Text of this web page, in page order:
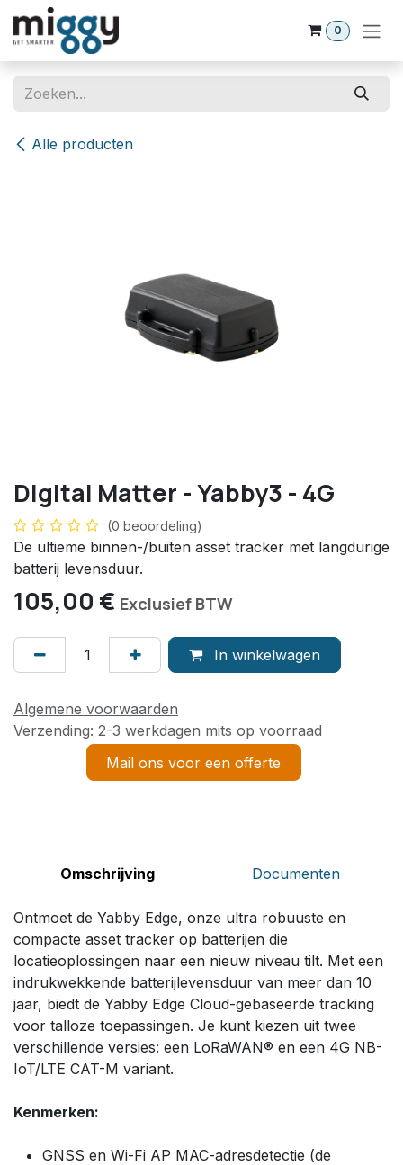
Overslaan naar inhoud
0
Alle producten
Digital Matter - Yabby3 - 4G
(0 beoordeling)
De ultieme binnen-/buiten asset tracker met langdurige
batterij levensduur.
105,00 € Exclusief BTW
In winkelwagen
Algemene voorwaarden
Verzending: 2-3 werkdagen mits op voorraad
Mail ons voor een offerte
Omschrijving Documenten
Ontmoet de Yabby Edge, onze ultra robuuste en
compacte asset tracker op batterijen die
locatieoplossingen naar een nieuw niveau tilt. Met een
indrukwekkende batterijlevensduur van meer dan 10
jaar, biedt de Yabby Edge Cloud-gebaseerde tracking
voor talloze toepassingen. Je kunt kiezen uit twee
verschillende versies: een LoRaWAN® en een 4G NB-
IoT/LTE CAT-M variant.
Kenmerken:
GNSS en Wi-Fi AP MAC-adresdetectie (de